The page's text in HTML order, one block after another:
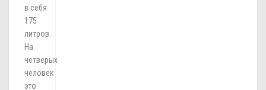
в себя
175
литров.
На
четверых
человек
это